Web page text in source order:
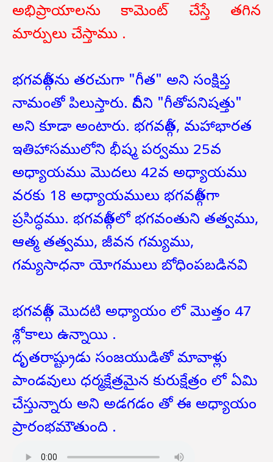
అభిప్రాయాలను కామెంట్ చేస్తే తగిన
మార్పులు చేస్తాము .
భగవద్గీతను తరచుగా "గీత" అని సంక్షిప్త
నామంతో పిలుస్తారు. దీనిని "గీతోపనిషత్తు"
అని కూడా అంటారు. భగవద్గీత, మహాభారత
ఇతిహాసములోని భీష్మ పర్వము 25వ
అధ్యాయము మొదలు 42వ అధ్యాయము
వరకు 18 అధ్యాయములు భగవద్గీతగా
ప్రసిద్ధము. భగవద్గీతలో భగవంతుని తత్వము,
ఆత్మ తత్వము, జీవన గమ్యము,
గమ్యసాధనా యోగములు బోధింపబడినవి
భగవద్గీత మొదటి అధ్యాయం లో మొత్తం 47
శ్లోకాలు ఉన్నాయి .
దృతరాష్ట్రుడు సంజయుడితో మావాళ్లు
పాండవులు ధర్మక్షేత్రమైన కురుక్షేత్రం లో ఏమి
చేస్తున్నారు అని అడగడం తో ఈ అధ్యాయం
ప్రారంభమౌతుంది .